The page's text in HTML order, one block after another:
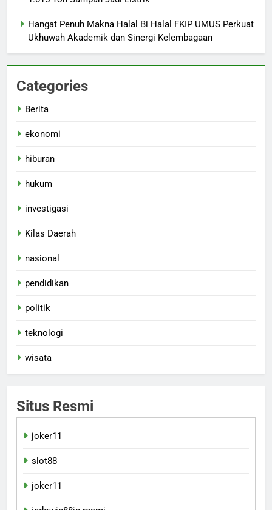
Hangat Penuh Makna Halal Bi Halal FKIP UMUS Perkuat
Ukhuwah Akademik dan Sinergi Kelembagaan
Categories
Berita
ekonomi
hiburan
hukum
investigasi
Kilas Daerah
nasional
pendidikan
politik
teknologi
wisata
Situs Resmi
joker11
slot88
joker11